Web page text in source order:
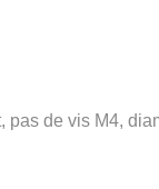
de vis M4,